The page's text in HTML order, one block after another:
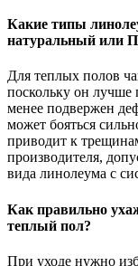
Какие типы
натуральный или
Для теплых полов
поскольку он лучше
менее подвержен
может бояться
приводит к
производителя,
вида линолеума с
Как правильно
теплый пол?
При уходе нужно